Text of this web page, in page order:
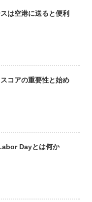
は空港に送ると便利
コアの重要性と始め
Dayとは何か